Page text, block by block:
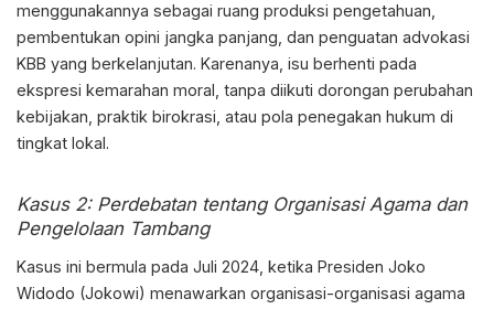
menggunakannya sebagai ruang produksi pengetahuan,
pembentukan opini jangka panjang, dan penguatan advokasi
KBB yang berkelanjutan. Karenanya, isu berhenti pada
ekspresi kemarahan moral, tanpa diikuti dorongan perubahan
kebijakan, praktik birokrasi, atau pola penegakan hukum di
tingkat lokal.
Kasus 2: Perdebatan tentang Organisasi Agama dan
Pengelolaan Tambang
Kasus ini bermula pada Juli 2024, ketika Presiden Joko
Widodo (Jokowi) menawarkan organisasi-organisasi agama